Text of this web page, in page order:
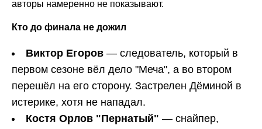
авторы намеренно не показывают.
Кто до финала не дожил
Виктор Егоров — следователь, который в
первом сезоне вёл дело "Меча", а во втором
перешёл на его сторону. Застрелен Дёминой в
истерике, хотя не нападал.
Костя Орлов "Пернатый" — снайпер,